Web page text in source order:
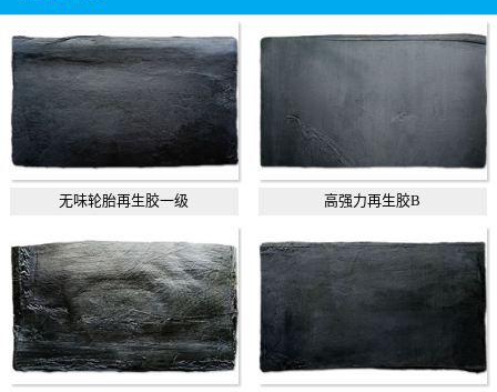
无味轮胎再生胶一级 高强力再生胶B